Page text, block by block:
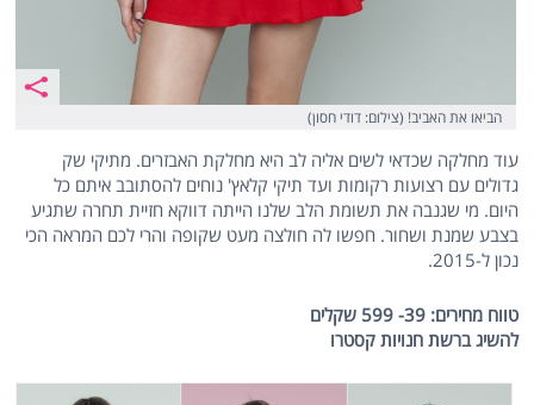
הביאו את האביב! (צילום: דודי חסון)
עוד מחלקה שכדאי לשים אליה לב היא מחלקת האבזרים. מתיקי שק
גדולים עם רצועות רקומות ועד תיקי קלאץ' נוחים להסתובב איתם כל
היום. מי שגנבה את תשומת הלב שלנו הייתה דווקא חזיית תחרה שתגיע
בצבע שמנת ושחור. חפשו לה חולצה מעט שקופה והרי לכם המראה הכי
נכון ל-2015.
טווח מחירים: 39- 599 שקלים
להשיג ברשת חנויות קסטרו